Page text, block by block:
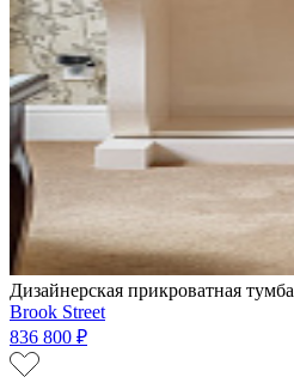
Дизайнерская прикроватная тумба
Brook Street
836 800 ₽